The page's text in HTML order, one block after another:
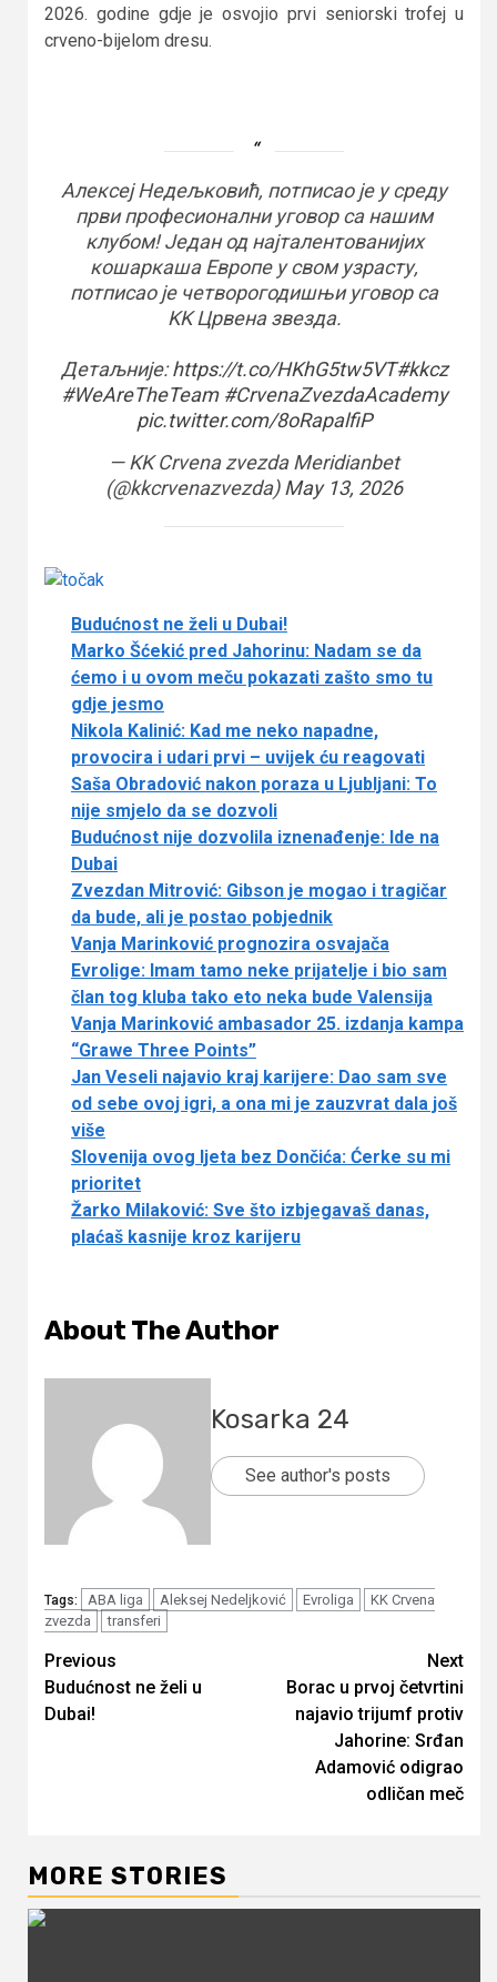
2026. godine gdje je osvojio prvi seniorski trofej u
crveno-bijelom dresu.
Алексеј Недељковић, потписао је у среду
први професионални уговор са нашим
клубом! Један од најталентованијих
кошаркаша Европе у свом узрасту,
потписао је четворогодишњи уговор са
KK Црвена звезда.
Детаљније:https://t.co/HKhG5tw5VT#kkcz
#WeAreTheTeam #CrvenaZvezdaAcademy
pic.twitter.com/8oRapalfiP
— KK Crvena zvezda Meridianbet
(@kkcrvenazvezda)May 13, 2026
Budućnost ne želi u Dubai!
Marko Šćekić pred Jahorinu: Nadam se da
ćemo i u ovom meču pokazati zašto smo tu
gdje jesmo
Nikola Kalinić: Kad me neko napadne,
provocira i udari prvi – uvijek ću reagovati
Saša Obradović nakon poraza u Ljubljani: To
nije smjelo da se dozvoli
Budućnost nije dozvolila iznenađenje: Ide na
Dubai
Zvezdan Mitrović: Gibson je mogao i tragičar
da bude, ali je postao pobjednik
Vanja Marinković prognozira osvajača
Evrolige: Imam tamo neke prijatelje i bio sam
član tog kluba tako eto neka bude Valensija
Vanja Marinković ambasador 25. izdanja kampa
“Grawe Three Points”
Jan Veseli najavio kraj karijere: Dao sam sve
od sebe ovoj igri, a ona mi je zauzvrat dala još
više
Slovenija ovog ljeta bez Dončića: Ćerke su mi
prioritet
Žarko Milaković: Sve što izbjegavaš danas,
plaćaš kasnije kroz karijeru
About The Author
Kosarka 24
See author's posts
Tags: ABA liga Aleksej Nedeljković Evroliga
KK Crvena
zvezda
transferi
Continue
Reading
Previous
Budućnost ne želi u
Dubai!
Next
Borac u prvoj četvrtini
najavio trijumf protiv
Jahorine: Srđan
Adamović odigrao
odličan meč
MORE STORIES